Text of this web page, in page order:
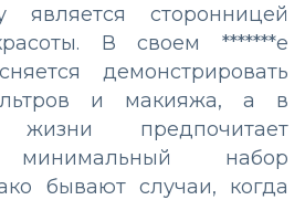
является сторонницей
В своем *******е
демонстрировать
и макияжа, а в
жизни предпочитает
минимальный набор
бывают случаи, когда